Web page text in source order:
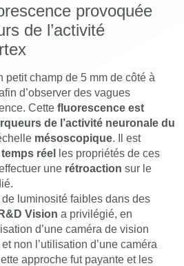
provoquée
de l’activité
petit champ de 5 mm de côté à
d’observer des vagues
Cette fluorescence est
de l’activité neuronale du
mésoscopique. Il est
temps réel
les propriétés de ces
une rétroaction sur le
luminosité faibles dans des
R&D Vision a privilégié, en
d’une caméra de vision
non l’utilisation d’une caméra
approche fut payante et les